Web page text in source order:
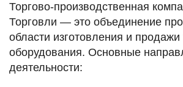
Торгово-производственная
Торговли — это объединение
области изготовления и продажи
оборудования. Основные
деятельности: